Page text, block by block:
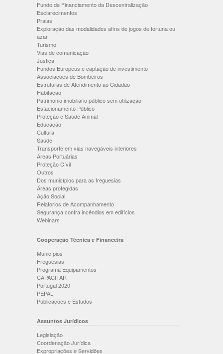
Fundo de Financiamento da Descentralização
Esclarecimentos
Praias
Exploração das modalidades afins de jogos de fortuna ou
azar
Turismo
Vias de comunicação
Justiça
Fundos Europeus e captação de investimento
Associações de Bombeiros
Estruturas de Atendimento ao Cidadão
Habitação
Património imobiliário público sem utilização
Estacionamento Público
Proteção e Saúde Animal
Educação
Cultura
Saúde
Transporte em vias navegáveis interiores
Áreas Portuárias
Proteção Cívil
Outros
Dos municípios para as freguesias
Áreas protegidas
Ação Social
Relatorios de Acompanhamento
Segurança contra incêndios em edifícios
Webinars
Cooperação Técnica e Financeira
Municípios
Freguesias
Programa Equipamentos
CAPACITAR
Portugal 2020
PEPAL
Publicações e Estudos
Assuntos Jurídicos
Legislação
Coordenação Jurídica
Expropriações e Servidões